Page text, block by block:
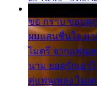
ขอ กราบ ขอบคุ
ผมแสนชื่นใจ หา
ไมตรี จากแฟน
นาม ยอดรักเอา
คู่แฟนเพลง ไม่เ